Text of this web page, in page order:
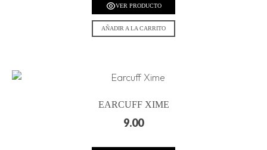
VER PRODUCTO
AÑADIR A LA CARRITO
EARCUFF XIME
9.00